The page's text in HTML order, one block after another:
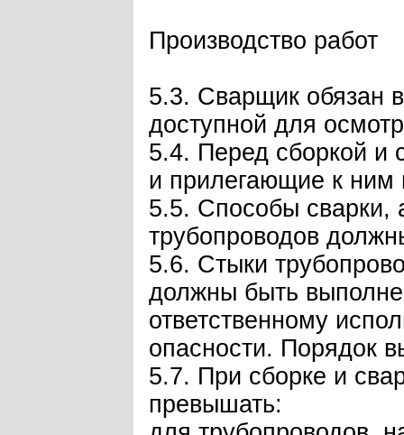
Производство работ
5.3. Сварщик обязан
доступной для
5.4. Перед сборкой и
и прилегающие к ним
5.5. Способы сварки,
трубопроводов
5.6. Стыки
должны быть
ответственному
опасности. Порядок
5.7. При сборке и
превышать: